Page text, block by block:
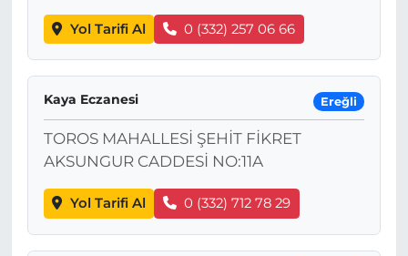
Yol Tarifi Al 0 (332) 257 06 66
Kaya Eczanesi Ereğli
TOROS MAHALLESİ ŞEHİT FİKRET
AKSUNGUR CADDESİ NO:11A
Yol Tarifi Al 0 (332) 712 78 29